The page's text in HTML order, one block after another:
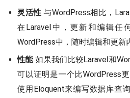
灵活性 与WordPress相比，
在Laravel中，更新和编辑任
WordPress中，随时编辑和更新
性能如果我们比较Laravel和
可以证明是一个比WordPress
使用Eloquent来编写数据库查